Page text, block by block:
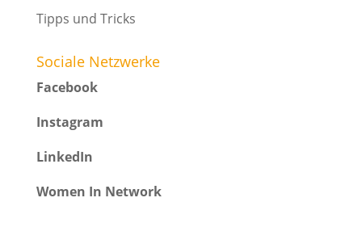
Tipps und Tricks
Sociale Netzwerke
Facebook
Instagram
LinkedIn
Women In Network